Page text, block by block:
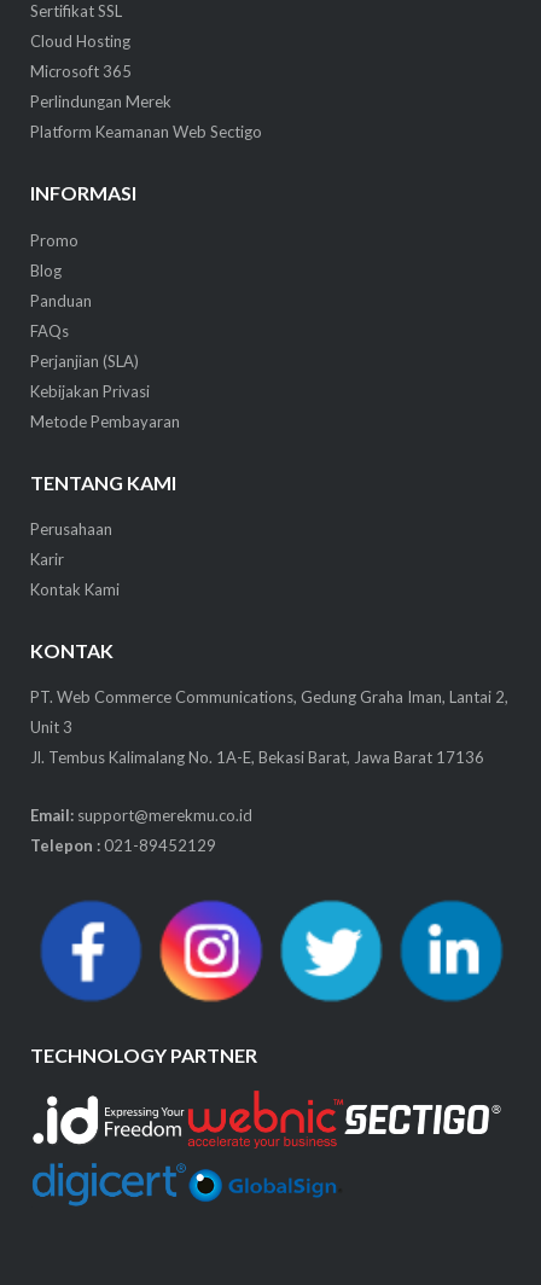
Sertifikat SSL
Cloud Hosting
Microsoft 365
Perlindungan Merek
Platform Keamanan Web Sectigo
INFORMASI
Promo
Blog
Panduan
FAQs
Perjanjian (SLA)
Kebijakan Privasi
Metode Pembayaran
TENTANG KAMI
Perusahaan
Karir
Kontak Kami
KONTAK
PT. Web Commerce Communications, Gedung Graha Iman, Lantai 2,
Unit 3
Jl. Tembus Kalimalang No. 1A-E, Bekasi Barat, Jawa Barat 17136
Email:support@merekmu.co.id
Telepon :021-89452129
TECHNOLOGY PARTNER